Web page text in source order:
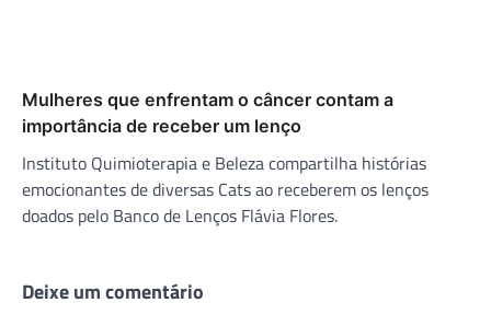
Mulheres que enfrentam o câncer contam a
importância de receber um lenço
Instituto Quimioterapia e Beleza compartilha histórias
emocionantes de diversas Cats ao receberem os lenços
doados pelo Banco de Lenços Flávia Flores.
Deixe um comentário